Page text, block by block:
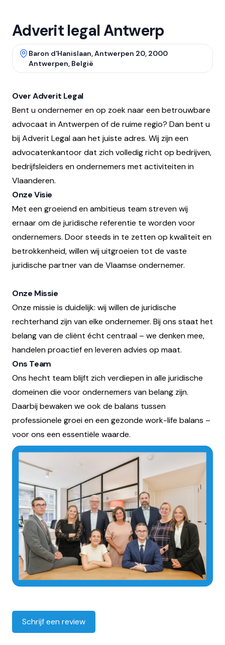
Adverit legal Antwerp
Baron d'Hanislaan, Antwerpen 20, 2000
Antwerpen, België
Over Adverit Legal
Bent u ondernemer en op zoek naar een betrouwbare
advocaat in Antwerpen of de ruime regio? Dan bent u
bij Adverit Legal aan het juiste adres. Wij zijn een
advocatenkantoor dat zich volledig richt op bedrijven,
bedrijfsleiders en ondernemers met activiteiten in
Vlaanderen.
Onze Visie
Met een groeiend en ambitieus team streven wij
ernaar om de juridische referentie te worden voor
ondernemers. Door steeds in te zetten op kwaliteit en
betrokkenheid, willen wij uitgroeien tot de vaste
juridische partner van de Vlaamse ondernemer.
Onze Missie
Onze missie is duidelijk: wij willen de juridische
rechterhand zijn van elke ondernemer. Bij ons staat het
belang van de cliënt écht centraal – we denken mee,
handelen proactief en leveren advies op maat.
Ons Team
Ons hecht team blijft zich verdiepen in alle juridische
domeinen die voor ondernemers van belang zijn.
Daarbij bewaken we ook de balans tussen
professionele groei en een gezonde work-life balans –
voor ons een essentiële waarde.
Schrijf een review